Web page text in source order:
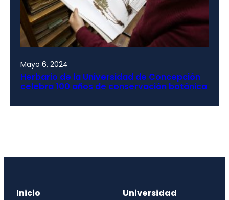
Mayo 6, 2024
Herbario de la Universidad de Concepción
celebra 100 años de conservación botánica
Inicio Universidad